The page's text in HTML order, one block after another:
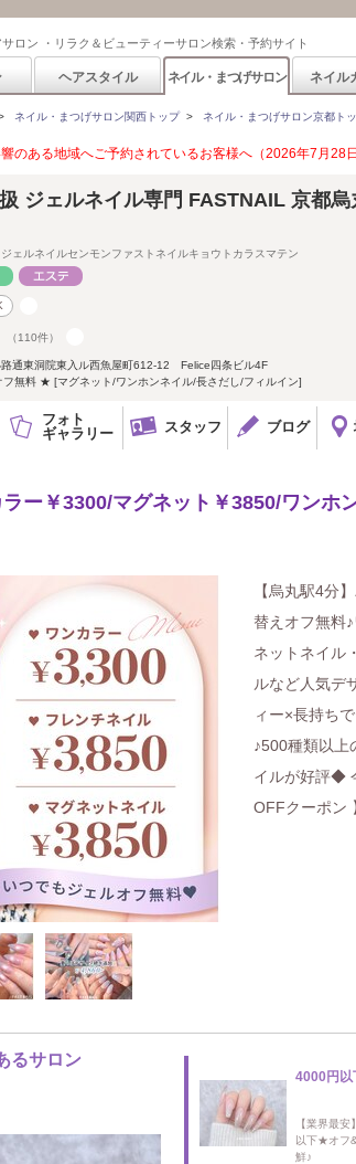
ロン ・リラク＆ビューティーサロン検索・予約サイト
ヘアスタイル ネイル・まつげサロン ネイル
ネイル・まつげサロン関西トップ> ネイル・まつげサロン京都ト
のある地域へご予約されているお客様へ（2026年7月28日
ジェルネイル専門 FASTNAIL 京都烏
ェルネイルセンモンファストネイルキョウトカラスマテン
（110件）
路通東洞院東入ル西魚屋町612-12 Felice四条ビル4F
無料 ★ [マグネット/ワンホンネイル/長さだし/フィルイン]
フォト
ギャラリー
スタッフ ブログ
ー￥3300/マグネット￥3850/ワンホ
【烏丸駅4分
替えオフ無料
ネットネイル
ルなど人気デ
ィー×長持ち
♪500種類以上
イルが好評◆
OFFクーポン
るサロン
4000円以
【業界最
以下★オフ
鮮♪